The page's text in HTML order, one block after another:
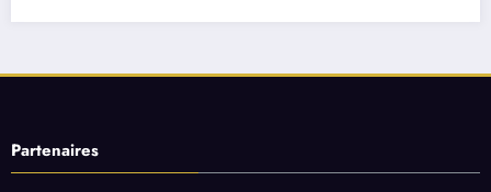
Partenaires